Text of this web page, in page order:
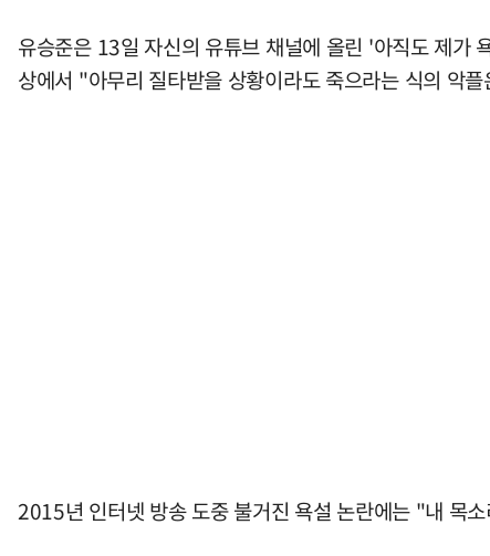
유승준은 13일 자신의 유튜브 채널에 올린 '아직도 제가
상에서 "아무리 질타받을 상황이라도 죽으라는 식의 악
2015년 인터넷 방송 도중 불거진 욕설 논란에는 "내 목